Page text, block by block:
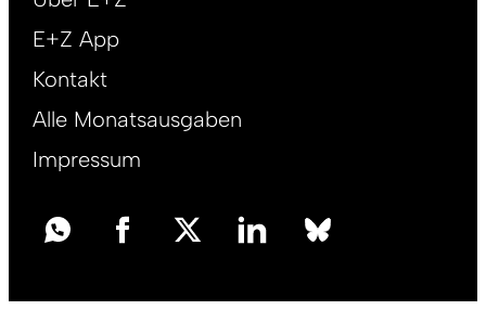
E+Z App
Kontakt
Alle Monatsausgaben
Impressum